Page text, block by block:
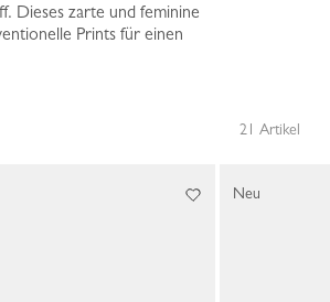
Dieses zarte und feminine
Prints für einen
21 Artikel
Neu